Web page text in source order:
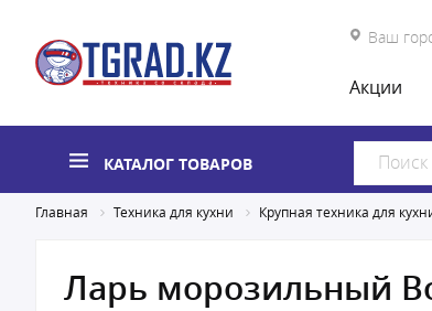
Ваш
Акции
КАТАЛОГ ТОВАРОВ
Главная Техника для кухни Крупная техника для
Ларь морозильный